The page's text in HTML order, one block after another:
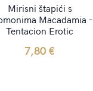
Mirisni štapići s
Macadamia –
Tentacion Erotic
7,80€